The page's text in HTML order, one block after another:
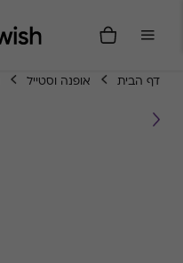
דף הבית אופנה וסטייל